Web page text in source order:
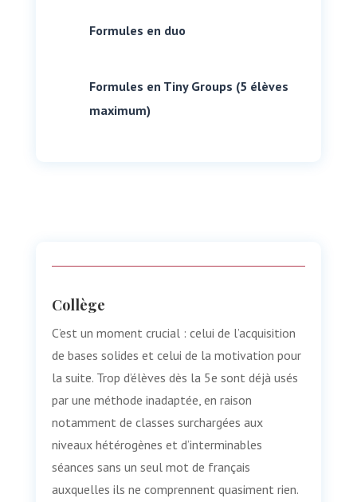
Formules en duo
Formules en Tiny Groups (5 élèves
maximum)
Collège
C’est un moment crucial : celui de l’acquisition
de bases solides et celui de la motivation pour
la suite. Trop d’élèves dès la 5e sont déjà usés
par une méthode inadaptée, en raison
notamment de classes surchargées aux
niveaux hétérogènes et d’interminables
séances sans un seul mot de français
auxquelles ils ne comprennent quasiment rien.